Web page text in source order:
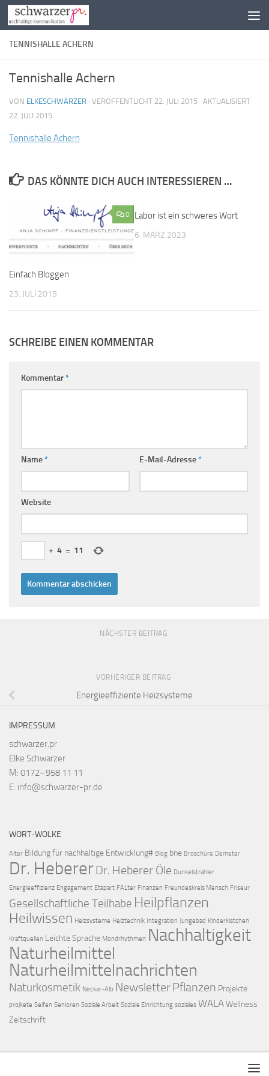
Zum Inhalt springen
TENNISHALLE ACHERN
Tennishalle Achern
VON ELKESCHWARZER · VERÖFFENTLICHT 22. JULI 2015 · AKTUALISIERT
22. JULI 2015
Ten­nis­hal­le Achern
DAS KÖNNTE DICH AUCH INTERESSIEREN …
0
Einfach Bloggen
23. JULI 2015
Labor ist ein schweres Wort
6. MÄRZ 2023
SCHREIBE EINEN KOMMENTAR
Kommentar*
Name* E-Mail-Adresse*
Website
+ 4 = 11
NÄCHSTER BEITRAG
VORHERIGER BEITRAG
Energieeffiziente Heizsysteme
IMPRESSUM
schwarzer.pr
Elke Schwarzer
M: 0172–958 11 11
E: info@schwarzer-pr.de
WORT-WOLKE
Alter Bildung für nachhaltige Entwicklung# Blog bne Broschüre Demeter
Dr. HebererDr. Heberer Öle Dunkelstrahler
Energieeffizienz Engagement Etapart FALter Finanzen Freundeskreis Mensch Friseur
Gesellschaftliche Teilhabe Heilpflanzen
Heilwissen Heizsysteme Heiztechnik Integration Jungebad Kinderkistchen
Kraftquellen Leichte Sprache Mondrhythmen Nachhaltigkeit
Naturheilmittel
Naturheilmittelnachrichten
Naturkosmetik Neckar-Alb NewsletterPflanzen Projekte
projkete Seifen Senioren Soziale Arbeit Soziale Einrichtung soziales WALAWellness
Zeitschrift